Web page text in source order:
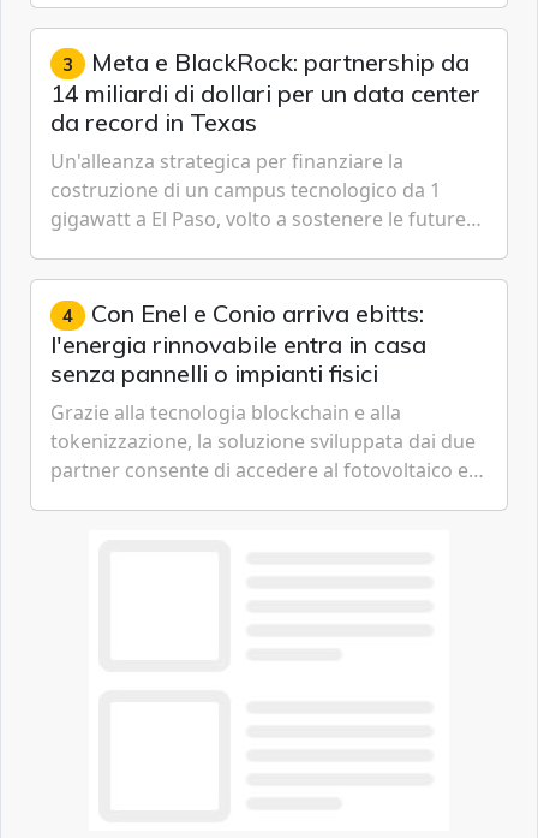
Cybersecurity.
3 Meta e BlackRock: partnership da
14 miliardi di dollari per un data center
da record in Texas
Un'alleanza strategica per finanziare la
costruzione di un campus tecnologico da 1
gigawatt a El Paso, volto a sostenere le future
artificiale dell'azienda di Mark Zuckerberg.
4 Con Enel e Conio arriva ebitts:
l'energia rinnovabile entra in casa
senza pannelli o impianti fisici
Grazie alla tecnologia blockchain e alla
tokenizzazione, la soluzione sviluppata dai due
partner consente di accedere al fotovoltaico e